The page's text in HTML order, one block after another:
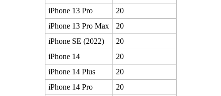
iPhone 13 Pro
20
iPhone 13 Pro Max
20
iPhone SE (2022)
20
iPhone 14
20
iPhone 14 Plus
20
iPhone 14 Pro
20